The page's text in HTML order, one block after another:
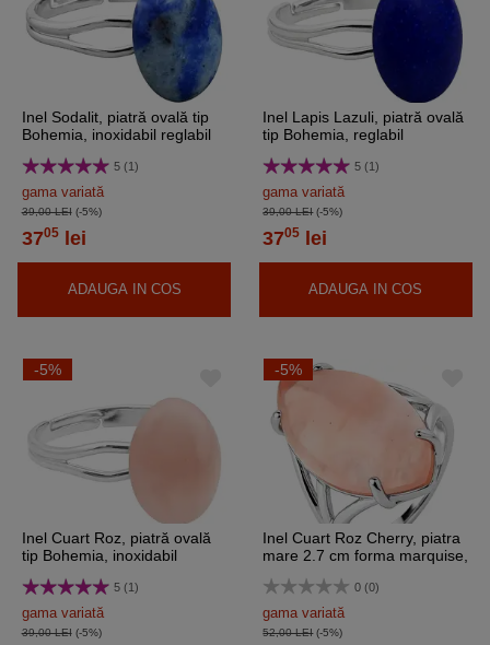
Inel Sodalit, piatră ovală tip
Bohemia, inoxidabil reglabil
5 (1)
gama variată
39,00 LEI(-5%)
3705lei
ADAUGA IN COS
Inel Lapis Lazuli, piatră ovală
tip Bohemia, reglabil
5 (1)
gama variată
39,00 LEI(-5%)
3705 lei
ADAUGA IN COS
-5%
Inel Cuart Roz, piatră ovală
tip Bohemia, inoxidabil
5 (1)
gama variată
39,00 LEI(-5%)
-5%
Inel Cuart Roz Cherry, piatra
mare 2.7 cm forma marquise,
multe marimi 0 (0)
gama variată
52,00 LEI(-5%)